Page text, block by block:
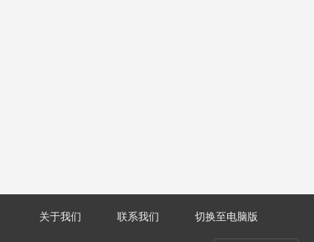
关于我们 联系我们 切换至电脑版